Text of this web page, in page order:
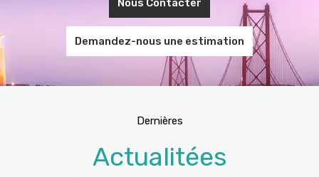
Nous Contacter
Demandez-nous une estimation
Dernières
Actualitées